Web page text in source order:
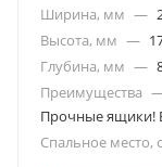
Ширина, мм —
Высота, мм —
Глубина, мм —
Преимущества
Прочные ящики!
Спальное место,